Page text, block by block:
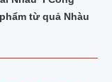
từ quả Nhàu